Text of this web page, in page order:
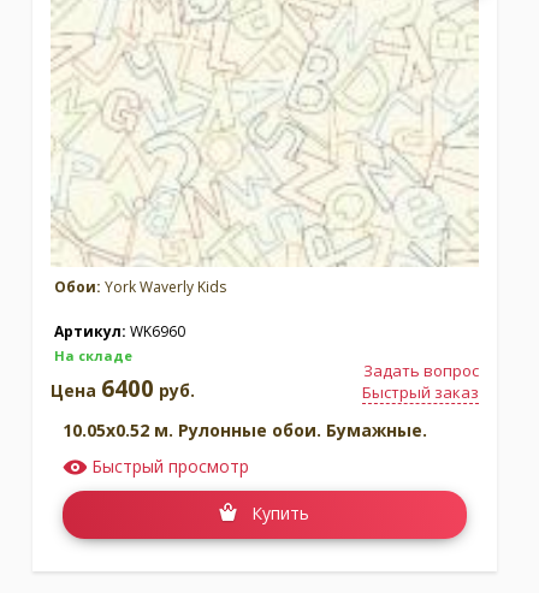
Обои: York Waverly Kids
Артикул: WK6960
На складе
Задать вопрос
Быстрый заказ
Цена 6400 руб.
10.05x0.52 м. Рулонные обои. Бумажные.
Быстрый просмотр
Купить